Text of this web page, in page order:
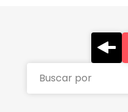
Buscar por